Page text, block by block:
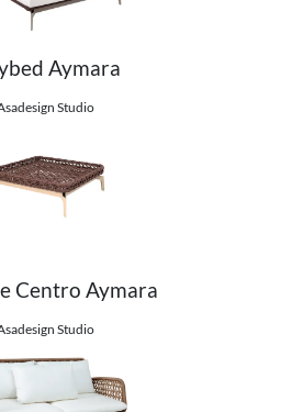
do produto
Aymara
Studio
do produto
Centro Aymara
Studio